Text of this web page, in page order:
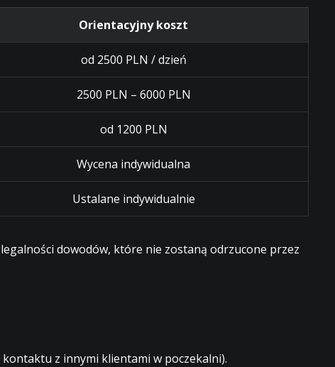
Orientacyjny koszt
od 2500 PLN / dzień
2500 PLN – 6000 PLN
od 1200 PLN
Wycena indywidualna
Ustalane indywidualnie
dowodów, które nie zostaną odrzucone przez
z innymi klientami w poczekalni).